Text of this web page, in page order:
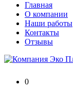
Главная
О компании
Наши работы
Контакты
Отзывы
0